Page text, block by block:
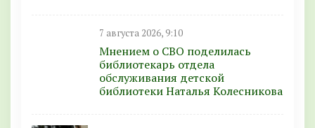
7 августа 2026, 9:10
Мнением о СВО поделилась
библиотекарь отдела
обслуживания детской
библиотеки Наталья Колесникова